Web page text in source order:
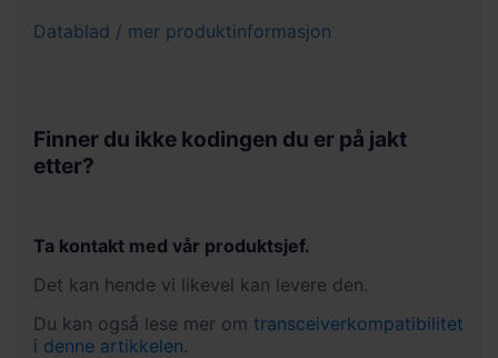
Datablad / mer produktinformasjon
Finner du ikke kodingen du er på jakt
etter?
Ta kontakt med vår produktsjef.
Det kan hende vi likevel kan levere den.
Du kan også lese mer om transceiverkompatibilitet
i denne artikkelen.